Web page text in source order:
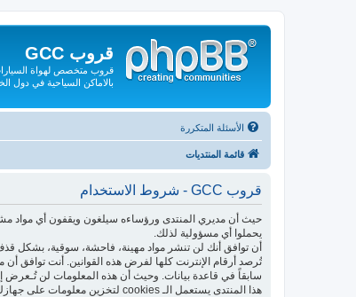
قروب GCC
قروب متخصص لهواة السيارات
بالاماكن السياحية في دول
الأسئلة المتكررة
قائمة المنتديات
قروب GCC - شروط الاستخدام
حيث أن مديري المنتدى ورؤساءه سيلغون ويقفون أي مواد
يحملوا أي مسؤولية لذلك.
أن توافق أنك لن تنشر مواد مهينة، فاحشة، سوقية، بشكل
تُرصد أرقام الإنترنت كلها لفرض هذه القوانين. أنت توافق
سابقاً في قاعدة بيانات. وحيث أن هذه المعلومات لن تُـعرض